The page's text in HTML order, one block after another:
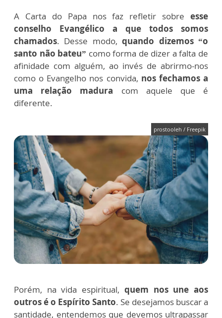
A Carta do Papa nos faz refletir sobre esse
conselho Evangélico a que todos somos
chamados. Desse modo,quando dizemos “o
santo não bateu” como forma de dizer a falta de
afinidade com alguém, ao invés de abrirmo-nos
como o Evangelho nos convida, nos fechamos a
uma relação madura com aquele que é
diferente.
prostooleh / Freepik
Porém, na vida espiritual, quem nos une aos
outros é o Espírito Santo. Se desejamos buscar a
santidade, entendemos que devemos ultrapassar